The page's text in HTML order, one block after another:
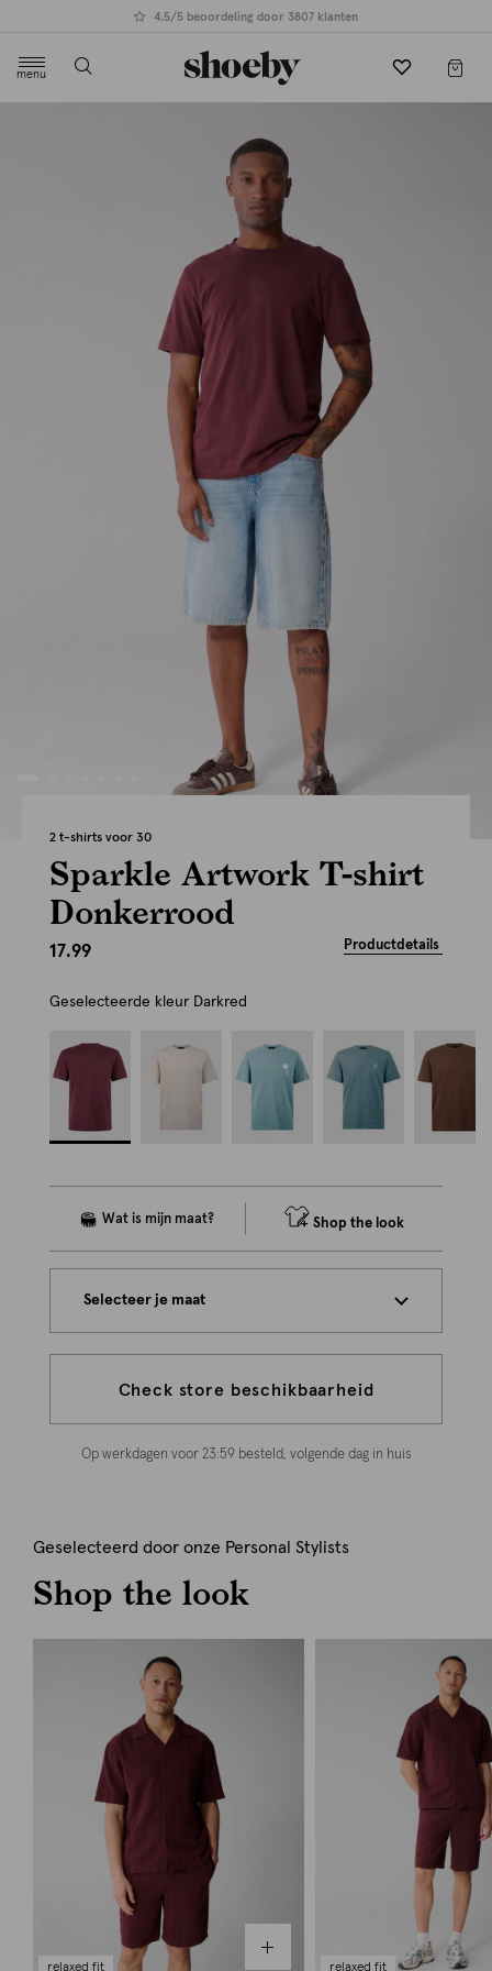
4.5/5 beoordeling door 3807 klanten
menu
2 t-shirts voor 30
Sparkle Artwork T-shirt
Donkerrood
17.99 Productdetails
Geselecteerde kleur Darkred
Shop the look
Selecteer je maat
Check store beschikbaarheid
Op werkdagen voor 23:59 besteld, volgende dag in huis
Geselecteerd door onze Personal Stylists
Shop the look
relaxed fit relaxed fit